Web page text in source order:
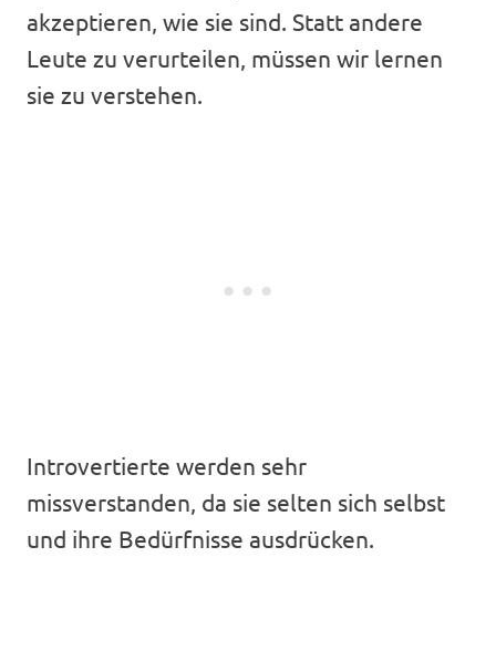
akzeptieren, wie sie sind. Statt andere
Leute zu verurteilen, müssen wir lernen
sie zu verstehen.
Introvertierte werden sehr
missverstanden, da sie selten sich selbst
und ihre Bedürfnisse ausdrücken.